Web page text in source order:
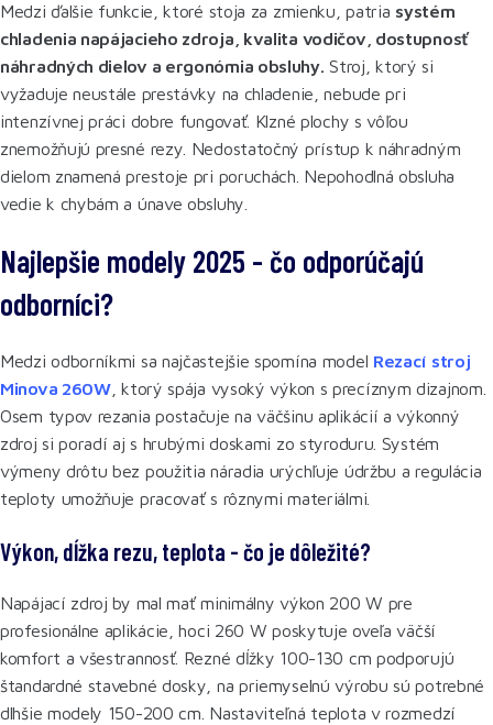
Medzi ďalšie funkcie, ktoré stoja za zmienku, patria systém
chladenia napájacieho zdroja, kvalita vodičov, dostupnosť
náhradných dielov a ergonómia obsluhy. Stroj, ktorý si
vyžaduje neustále prestávky na chladenie, nebude pri
intenzívnej práci dobre fungovať. Klzné plochy s vôľou
znemožňujú presné rezy. Nedostatočný prístup k náhradným
dielom znamená prestoje pri poruchách. Nepohodlná obsluha
vedie k chybám a únave obsluhy.
Najlepšie modely 2025 - čo odporúčajú
odborníci?
Medzi odborníkmi sa najčastejšie spomína model Rezací stroj
Minova 260W, ktorý spája vysoký výkon s precíznym dizajnom.
Osem typov rezania postačuje na väčšinu aplikácií a výkonný
zdroj si poradí aj s hrubými doskami zo styroduru. Systém
výmeny drôtu bez použitia náradia urýchľuje údržbu a regulácia
teploty umožňuje pracovať s rôznymi materiálmi.
Výkon, dĺžka rezu, teplota - čo je dôležité?
Napájací zdroj by mal mať minimálny výkon 200 W pre
profesionálne aplikácie, hoci 260 W poskytuje oveľa väčší
komfort a všestrannosť. Rezné dĺžky 100-130 cm podporujú
štandardné stavebné dosky, na priemyselnú výrobu sú potrebné
dlhšie modely 150-200 cm. Nastaviteľná teplota v rozmedzí